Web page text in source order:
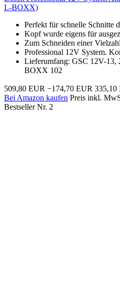
L-BOXX)
Perfekt für schnelle Schnitte
Kopf wurde eigens für
Zum Schneiden einer
Professional 12V System.
Lieferumfang: GSC 12V-13,
BOXX 102
509,80 EUR −174,70 EUR 335,10
Bei Amazon kaufen Preis inkl.
Bestseller Nr. 2